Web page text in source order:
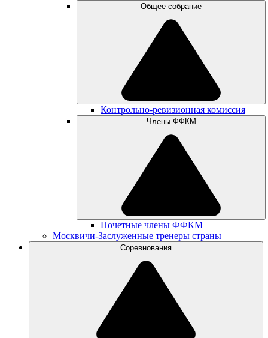
Общее собрание
Контрольно-ревизионная комиссия
Члены ФФКМ
Почетные члены ФФКМ
Москвичи-Заслуженные тренеры страны
Соревнования